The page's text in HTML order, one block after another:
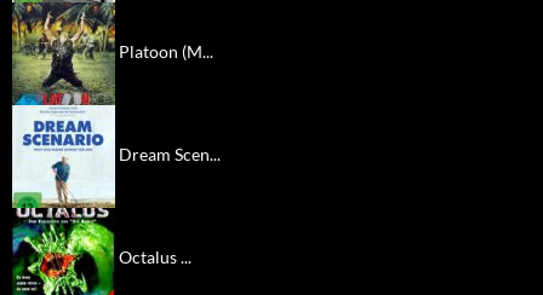
Platoon (M...
Dream Scen...
Octalus ...